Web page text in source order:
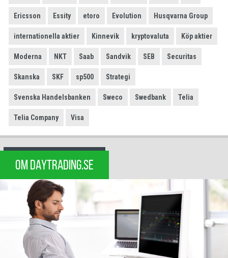
Ericsson Essity etoro Evolution Husqvarna Group
internationella aktier Kinnevik kryptovaluta Köp aktier
Moderna NKT Saab Sandvik SEB Securitas
Skanska SKF sp500 Strategi
Svenska Handelsbanken Sweco Swedbank Telia
Telia Company Visa
OM DAYTRADING.SE